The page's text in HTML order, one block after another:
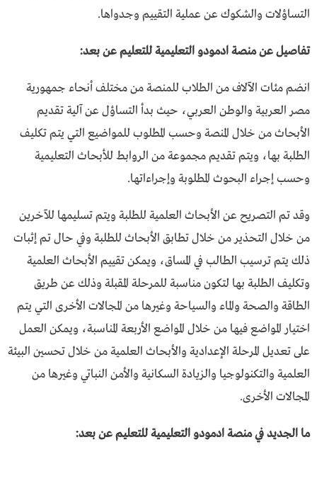
التساؤلات والشكوك عن عملية التقييم وجدواها.
تفاصيل عن منصة ادمودو التعليمية للتعليم عن بعد:
انضم مئات الآلاف من الطلاب للمنصة من مختلف أنحاء جمهورية
مصر العربية والوطن العربي، حيث بدأ التساؤل عن آلية تقديم
الأبحاث من خلال المنصة وحسب المطلوب للمواضيع التي يتم تكليف
الطلبة بها، ويتم تقديم مجموعة من الروابط للأبحاث التعليمية
وحسب إجراء البحوث المطلوبة وإجراءاتها.
وقد تم التصريح عن الأبحاث العلمية للطلبة ويتم تسليمها للآخرين
من خلال التحذير من خلال تطابق الأبحاث للطلبة وفي حال تم إثبات
ذلك يتم ترسيب الطالب في المساق، ويمكن تقييم الأبحاث العلمية
وتكليف الطلبة بها لتكون مناسبة للمرحلة المقبلة وذلك عن طريق
الطاقة والصحة والماء والسياحة وغيرها من المجالات الأخرى التي يتم
اختيار المواضع فيها من خلال المواضع الأربعة المناسبة، ويمكن العمل
على تعديل المرحلة الإعدادية والأبحاث العلمية من خلال تحسين البيئة
العلمية والتكنولوجيا والزيادة السكانية والأمن النباتي وغيرها من
المجالات الأخرى.
ما الجديد في منصة ادمودو التعليمية للتعليم عن بعد: